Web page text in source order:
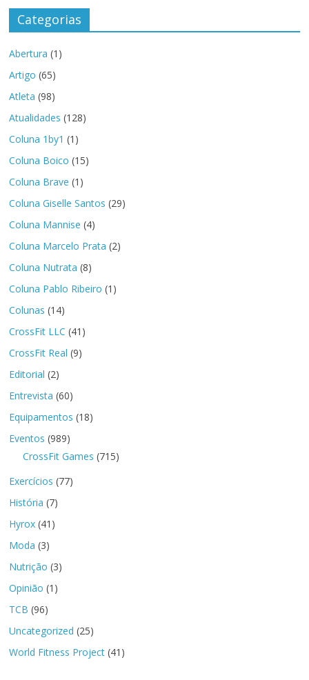
Categorias
Abertura (1)
Artigo (65)
Atleta (98)
Atualidades (128)
Coluna 1by1 (1)
Coluna Boico (15)
Coluna Brave (1)
Coluna Giselle Santos (29)
Coluna Mannise (4)
Coluna Marcelo Prata (2)
Coluna Nutrata (8)
Coluna Pablo Ribeiro (1)
Colunas (14)
CrossFit LLC (41)
CrossFit Real (9)
Editorial (2)
Entrevista (60)
Equipamentos (18)
Eventos (989)
CrossFit Games (715)
Exercícios (77)
História (7)
Hyrox (41)
Moda (3)
Nutrição (3)
Opinião (1)
TCB (96)
Uncategorized (25)
World Fitness Project (41)